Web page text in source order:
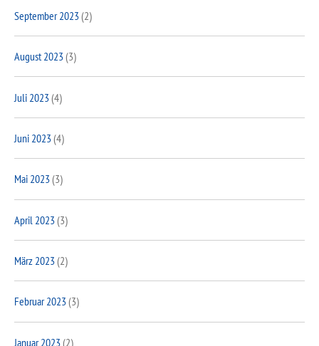
September 2023(2)
August 2023(3)
Juli 2023(4)
Juni 2023(4)
Mai 2023(3)
April 2023(3)
März 2023(2)
Februar 2023(3)
Januar 2023(2)